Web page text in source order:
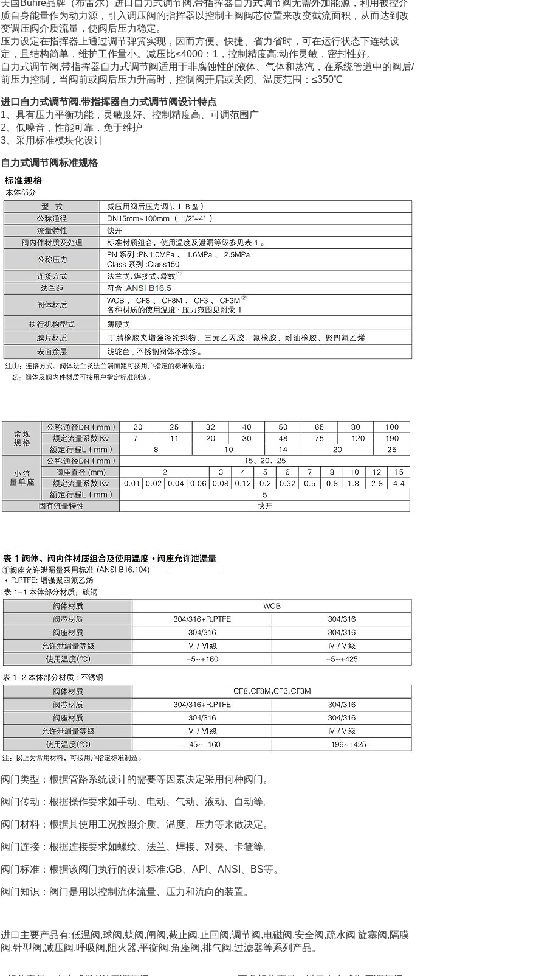
美国Buhre品牌（布雷尔）进口自力式调节阀,带指挥器自力式调节阀无需外加能源，利用被控介
质自身能量作为动力源，引入调压阀的指挥器以控制主阀阀芯位置来改变截流面积，从而达到改
变调压阀介质流量，使阀后压力稳定。
压力设定在指挥器上通过调节弹簧实现，因而方便、快捷、省力省时，可在运行状态下连续设
定，且结构简单，维护工作量小。减压比≤4000：1，控制精度高;动作灵敏，密封性好。
自力式调节阀,带指挥器自力式调节阀适用于非腐蚀性的液体、气体和蒸汽，在系统管道中的阀后/
前压力控制，当阀前或阀后压力升高时，控制阀开启或关闭。温度范围：≤350℃
进口自力式调节阀,带指挥器自力式调节阀设计特点
1、具有压力平衡功能，灵敏度好、控制精度高、可调范围广
2、低噪音，性能可靠，免于维护
3、采用标准模块化设计
自力式调节阀标准规格
阀门类型：根据管路系统设计的需要等因素决定采用何种阀门。
阀门传动：根据操作要求如手动、电动、气动、液动、自动等。
阀门材料：根据其使用工况按照介质、温度、压力等来做决定。
阀门连接：根据连接要求如螺纹、法兰、焊接、对夹、卡箍等。
阀门标准：根据该阀门执行的设计标准:GB、API、ANSI、BS等。
阀门知识：阀门是用以控制流体流量、压力和流向的装置。
进口主要产品有:低温阀,球阀,蝶阀,闸阀,截止阀,止回阀,调节阀,电磁阀,安全阀,疏水阀 旋塞阀,隔膜
阀,针型阀,减压阀,呼吸阀,阻火器,平衡阀,角座阀,排气阀,过滤器等系列产品。